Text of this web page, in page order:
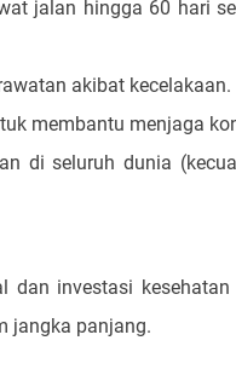
jalan hingga 60 hari
akibat kecelakaan.
membantu menjaga
di seluruh dunia
dan investasi
jangka panjang.